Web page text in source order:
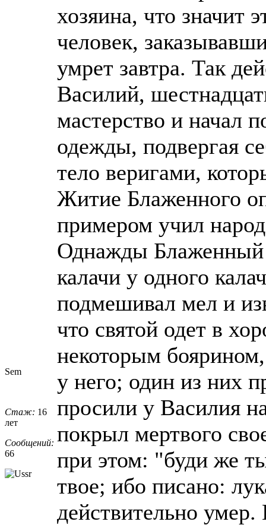
Sem
Стаж: 16
лет
Сообщений:
66
хозяина, что значит
человек,
умрет завтра. Так
Василий,
мастерство и начал
одежды, подвергая
тело веригами,
Житие Блаженного
примером учил
Однажды Блаженный
калачи у одного
подмешивал мел и
что святой одет в
некоторым
у него; один из них
просили у Василия
покрыл мертвого
при этом: "буди же
твое; ибо писано:
действительно